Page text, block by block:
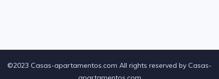
©2023 Casas-apartamentos.com All rights reserved by Casas-